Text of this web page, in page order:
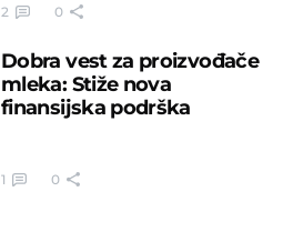
2 0
Dobra vest za proizvođače
mleka: Stiže nova
finansijska podrška
1 0